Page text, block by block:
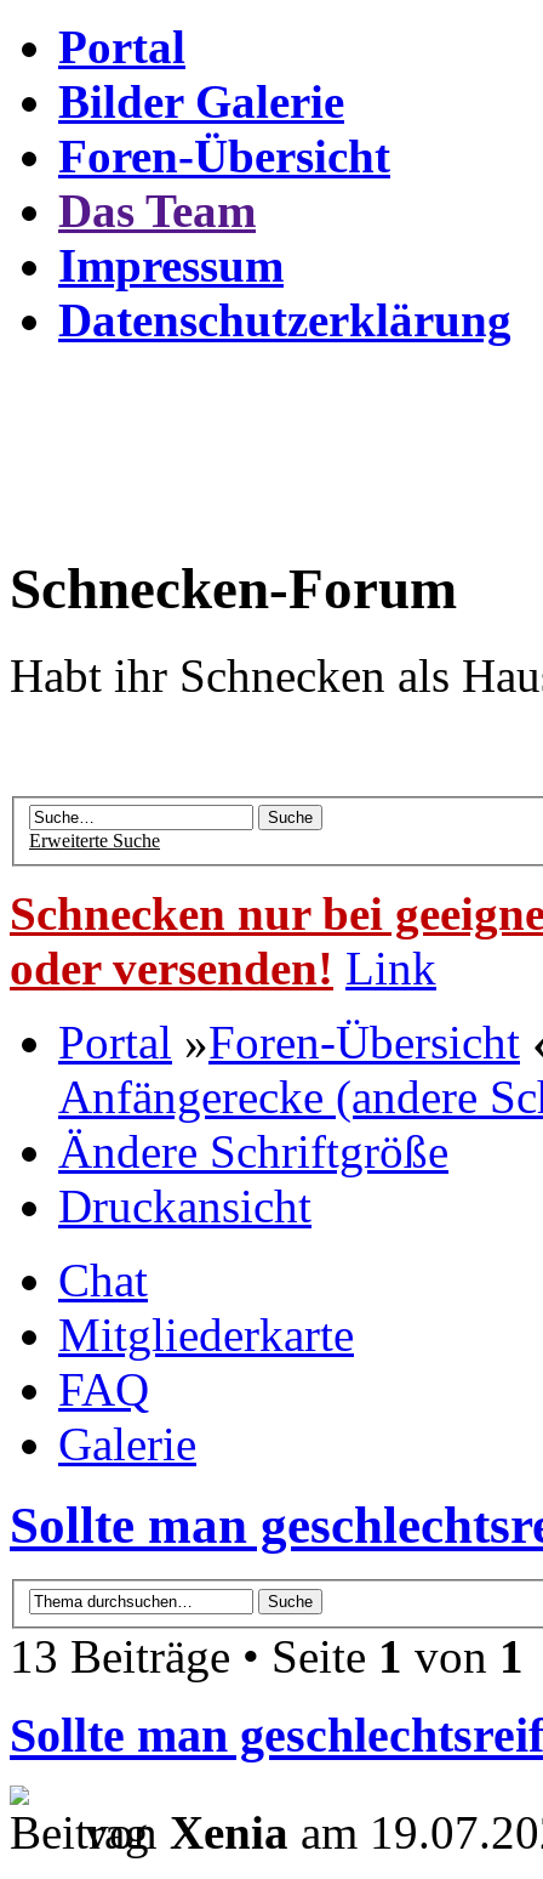
Portal
Bilder Galerie
Foren-Übersicht
Das Team
Impressum
Datenschutzerklärung
Schnecken-Forum
Habt ihr Schnecken als
Erweiterte Suche
Schnecken nur bei
oder versenden! Link
Portal »Foren-Übersicht
Anfängerecke (andere
Ändere Schriftgröße
Druckansicht
Chat
Mitgliederkarte
FAQ
Galerie
Sollte man
13 Beiträge • Seite 1 von 1
Sollte man
von Xenia am